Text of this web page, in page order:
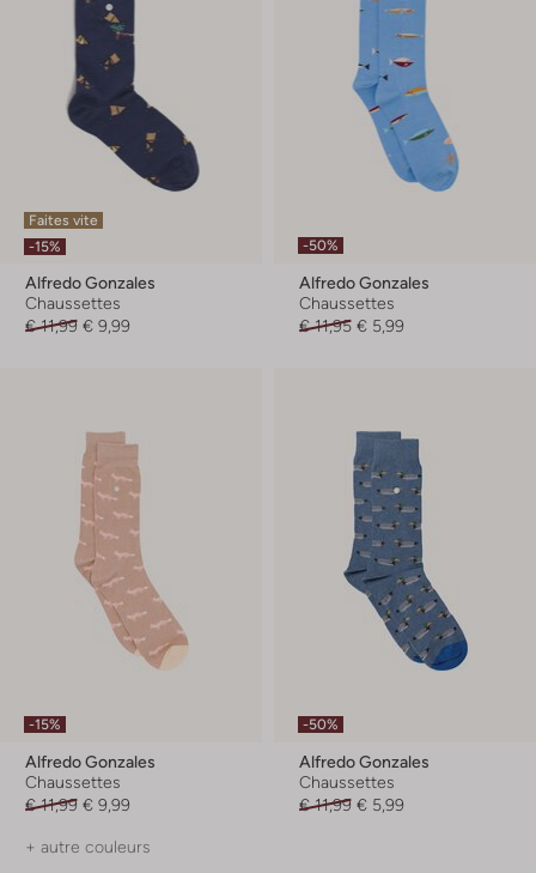
Faites vite
-15%
Alfredo Gonzales
Chaussettes
€ 11,99 € 9,99
-50%
Alfredo Gonzales
Chaussettes
€ 11,95 € 5,99
-15%
Alfredo Gonzales
Chaussettes
€ 11,99 € 9,99
+ autre couleurs
-50%
Alfredo Gonzales
Chaussettes
€ 11,99 € 5,99